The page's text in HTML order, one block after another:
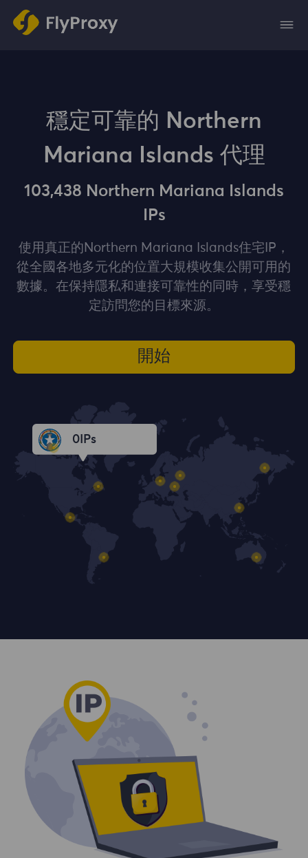
穩定可靠的 Northern
Mariana Islands 代理
103,438 Northern Mariana Islands
IPs
使用真正的Northern Mariana Islands住宅IP，
從全國各地多元化的位置大規模收集公開可用的
數據。在保持隱私和連接可靠性的同時，享受穩
定訪問您的目標來源。
開始
0IPs